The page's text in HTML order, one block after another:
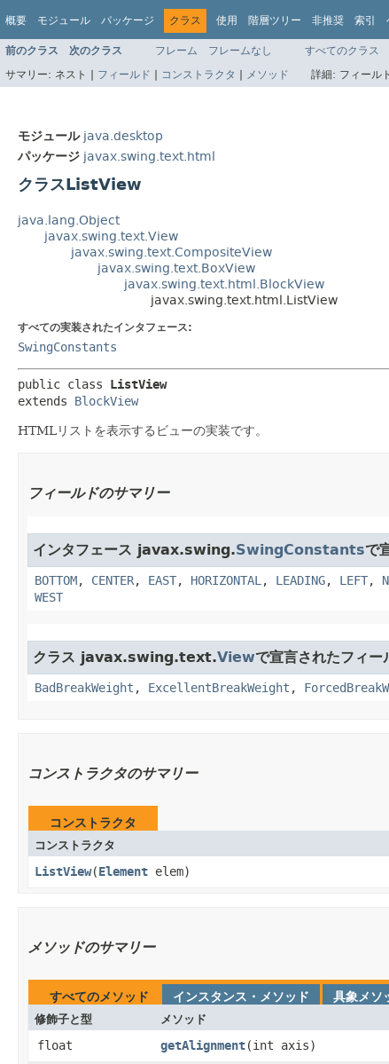
概要 モジュール パッケージ クラス 使用 階層ツリー 非推奨 索引
前のクラス 次のクラス フレーム フレームなし すべてのクラス
サマリー: ネスト | フィールド | コンストラクタ | メソッド 詳細: フィール
モジュール java.desktop
パッケージ javax.swing.text.html
クラスListView
java.lang.Object
javax.swing.text.View
javax.swing.text.CompositeView
javax.swing.text.BoxView
javax.swing.text.html.BlockView
javax.swing.text.html.ListView
すべての実装されたインタフェース:
SwingConstants
public class ListView
extends BlockView
HTMLリストを表示するビューの実装です。
フィールドのサマリー
インタフェース javax.swing.SwingConstantsで
BOTTOM, CENTER, EAST, HORIZONTAL, LEADING, LEFT,
WEST
クラス javax.swing.text.Viewで宣言されたフィー
BadBreakWeight , ExcellentBreakWeight ,
コンストラクタのサマリー
コンストラクタ
コンストラクタ
ListView​(Element elem)
メソッドのサマリー
すべてのメソッド インスタンス・メソッド 具象メソ
修飾子と型 メソッド
float getAlignment​(int axis)